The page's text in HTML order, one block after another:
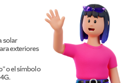
solar
exteriores
o el símbolo